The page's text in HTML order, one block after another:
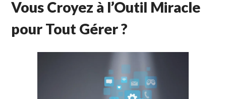
Vous Croyez à l’Outil Miracle
pour Tout Gérer ?